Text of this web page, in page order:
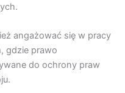
angażować się w pracy
gdzie prawo
do ochrony praw